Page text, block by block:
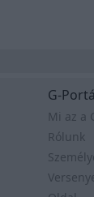
G-
Mi az a
Rólunk